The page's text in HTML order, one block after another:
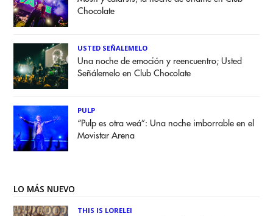
Chocolate
USTED SEÑALEMELO
Una noche de emoción y reencuentro; Usted
Señálemelo en Club Chocolate
PULP
“Pulp es otra weá”: Una noche imborrable en el
Movistar Arena
LO MÁS NUEVO
THIS IS LORELEI